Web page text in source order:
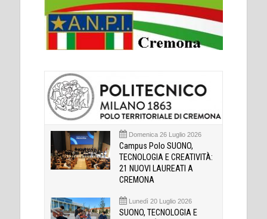
Domenica 26 Luglio 2026
Campus Polo SUONO,
TECNOLOGIA E CREATIVITÀ:
21 NUOVI LAUREATI A
CREMONA
Lunedì 20 Luglio 2026
SUONO, TECNOLOGIA E